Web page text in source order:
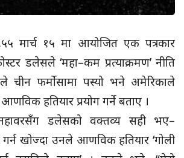
मार्च १५ मा आयोजित एक पत्रकार
डलेसले ‘महा–कम प्रत्याक्रमण’ नीति
चीन फर्मोसामा पस्यो भने अमेरिकाले
हतियार प्रयोग गर्ने बताए ।
डलेसको वक्तव्य सही भए–
खोज्दा उनले आणविक हतियार ‘गोली